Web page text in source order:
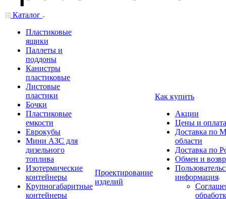
Каталог
Пластиковые
ящики
Паллеты и
поддоны
Канистры
пластиковые
Листовые
пластики
Бочки
Пластиковые
емкости
Еврокубы
Мини АЗС для
дизельного
топлива
Изотермические
контейнеры
Крупногабаритные
контейнеры
Проектирование
изделий
Как купить
Акции
Цены и оплата
Доставка по
области
Доставка по
Обмен и
информация